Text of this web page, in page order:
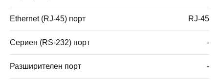
Ethernet (RJ-45) порт RJ-45
Сериен (RS-232) порт -
Разширителен порт -